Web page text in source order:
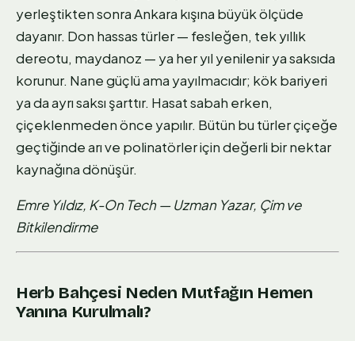
yerleştikten sonra Ankara kışına büyük ölçüde
dayanır. Don hassas türler — fesleğen, tek yıllık
dereotu, maydanoz — ya her yıl yenilenir ya saksıda
korunur. Nane güçlü ama yayılmacıdır; kök bariyeri
ya da ayrı saksı şarttır. Hasat sabah erken,
çiçeklenmeden önce yapılır. Bütün bu türler çiçeğe
geçtiğinde arı ve polinatörler için değerli bir nektar
kaynağına dönüşür.
Emre Yıldız, K-On Tech — Uzman Yazar, Çim ve
Bitkilendirme
Herb Bahçesi Neden Mutfağın Hemen
Yanına Kurulmalı?